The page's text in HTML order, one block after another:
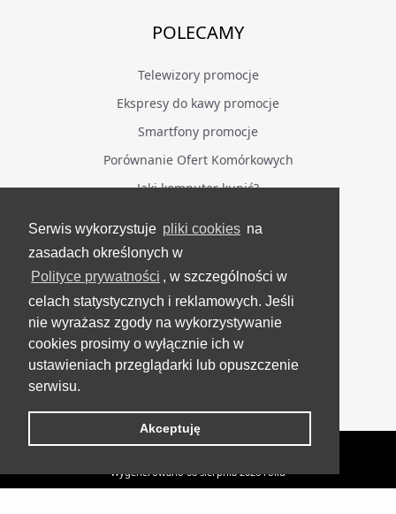
Serwis wykorzystuje pliki cookies na
zasadach określonych w
Polityce prywatności , w szczególności w
celach statystycznych i reklamowych. Jeśli
nie wyrażasz zgody na wykorzystywanie
cookies prosimy o wyłącznie ich w
ustawieniach przeglądarki lub opuszczenie
serwisu.
Akceptuję
POLECAMY
Telewizory promocje
Ekspresy do kawy promocje
Smartfony promocje
Porównanie Ofert Komórkowych
Jaki komputer kupić?
BĄDŹ NA BIEŻĄCO
Facebook
Grupa Testerzy Videotestów
YouTube
Twitter
VideoTesty.pl Wszelkie prawa zastrzeżone
Wygenerowano 08 sierpnia 2026 roku